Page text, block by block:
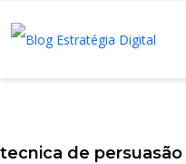
tecnica de persuasão